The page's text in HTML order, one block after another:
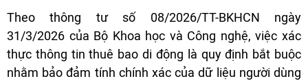
Theo thông tư số 08/2026/TT-BKHCN ngày
31/3/2026 của Bộ Khoa học và Công nghệ, việc xác
thực thông tin thuê bao di động là quy định bắt buộc
nhằm bảo đảm tính chính xác của dữ liệu người dùng